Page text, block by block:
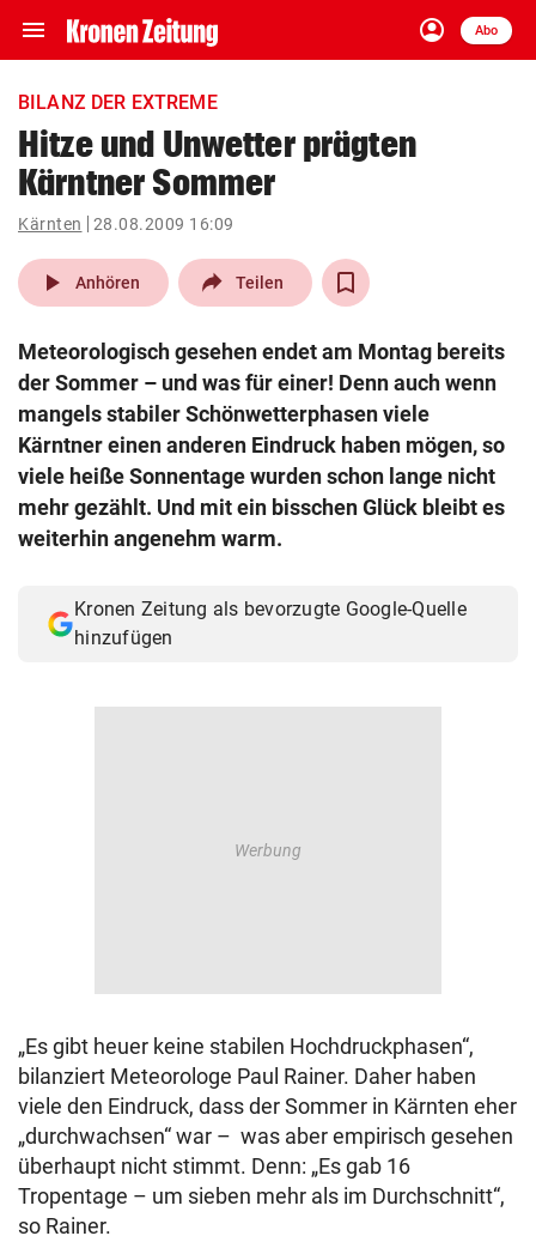
menu Navigation
ein-/ausklappen
account_circle
Anmelden
Abo
close Schließen
account_circle Anmelden
pin_drop
Wien arrow_right
search
Suchbegriff
eingeben
BILANZ DER EXTREME
Hitze und Unwetter prägten
Kärntner Sommer
Kärnten 28.08.2009 16:09
play_arrow Anhören Teilen
Meteorologisch gesehen endet am Montag bereits
der Sommer – und was für einer! Denn auch wenn
mangels stabiler Schönwetterphasen viele
Kärntner einen anderen Eindruck haben mögen, so
viele heiße Sonnentage wurden schon lange nicht
mehr gezählt. Und mit ein bisschen Glück bleibt es
weiterhin angenehm warm.
Kronen Zeitung als bevorzugte Google-Quelle
hinzufügen
„Es gibt heuer keine stabilen Hochdruckphasen“,
bilanziert Meteorologe Paul Rainer. Daher haben
viele den Eindruck, dass der Sommer in Kärnten eher
„durchwachsen“ war – was aber empirisch gesehen
überhaupt nicht stimmt. Denn: „Es gab 16
Tropentage – um sieben mehr als im Durchschnitt“,
so Rainer.